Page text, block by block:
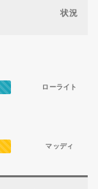
状況
ローライト
マッディ